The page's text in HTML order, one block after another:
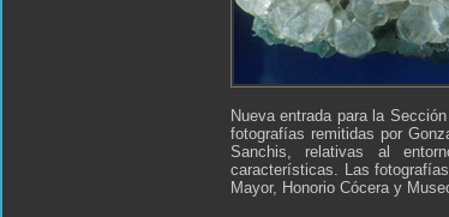
Nueva entrada para la
fotografías remitidas por
Sanchis, relativas al
características. Las
Mayor, Honorio Cócera y